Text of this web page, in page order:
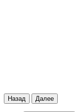
Назад Далее